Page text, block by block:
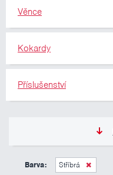
Věnce
Kokardy
Příslušenství
11 Kč
Barva: Stříbrá